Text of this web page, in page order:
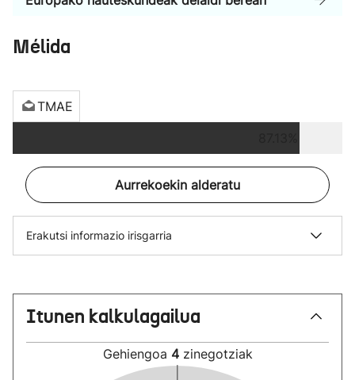
Mélida
TMAE
Aurrekoekin alderatu
Erakutsi informazio irisgarria
Itunen kalkulagailua
Gehiengoa 4 zinegotziak